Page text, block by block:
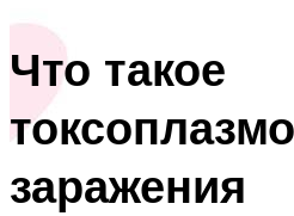
Что такое
заражения